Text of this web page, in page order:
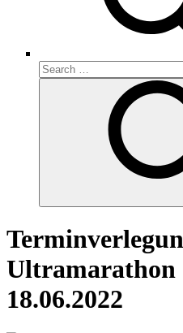
Search
for:
Ultramarathon
18.06.2022